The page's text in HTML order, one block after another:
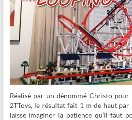
Réalisé par un dénommé Christo
2TToys, le résultat fait 1 m de haut par
laisse imaginer la patience qu’il faut